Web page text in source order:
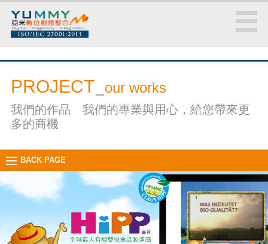
PROJECT our works
我們的作品 我們的專業與用心，給您帶來更
多的商機
BACK PAGE